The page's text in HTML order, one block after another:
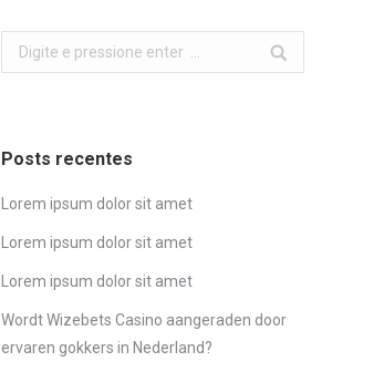
Search:
Posts recentes
Lorem ipsum dolor sit amet
Lorem ipsum dolor sit amet
Lorem ipsum dolor sit amet
Wordt Wizebets Casino aangeraden door
ervaren gokkers in Nederland?